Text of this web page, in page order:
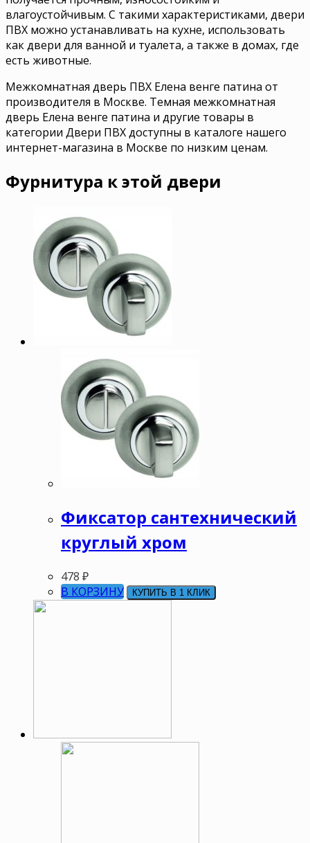
влагоустойчивым. С такими характеристиками, двери
ПВХ можно устанавливать на кухне, использовать
как двери для ванной и туалета, а также в домах, где
есть животные.
Межкомнатная дверь ПВХ Елена венге патина от
производителя в Москве. Темная межкомнатная
дверь Елена венге патина и другие товары в
категории Двери ПВХ доступны в каталоге нашего
интернет-магазина в Москве по низким ценам.
Фурнитура к этой двери
Фиксатор сантехнический
круглый хром
478 ₽
В КОРЗИНУ
КУПИТЬ В 1 КЛИК